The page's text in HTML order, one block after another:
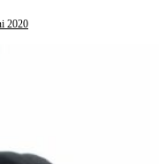
2020